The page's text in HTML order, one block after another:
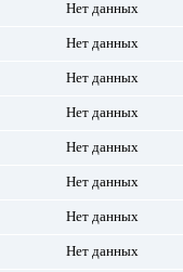
Нет данных
Нет данных
Нет данных
Нет данных
Нет данных
Нет данных
Нет данных
Нет данных